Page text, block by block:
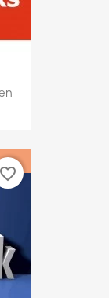
favorite_border